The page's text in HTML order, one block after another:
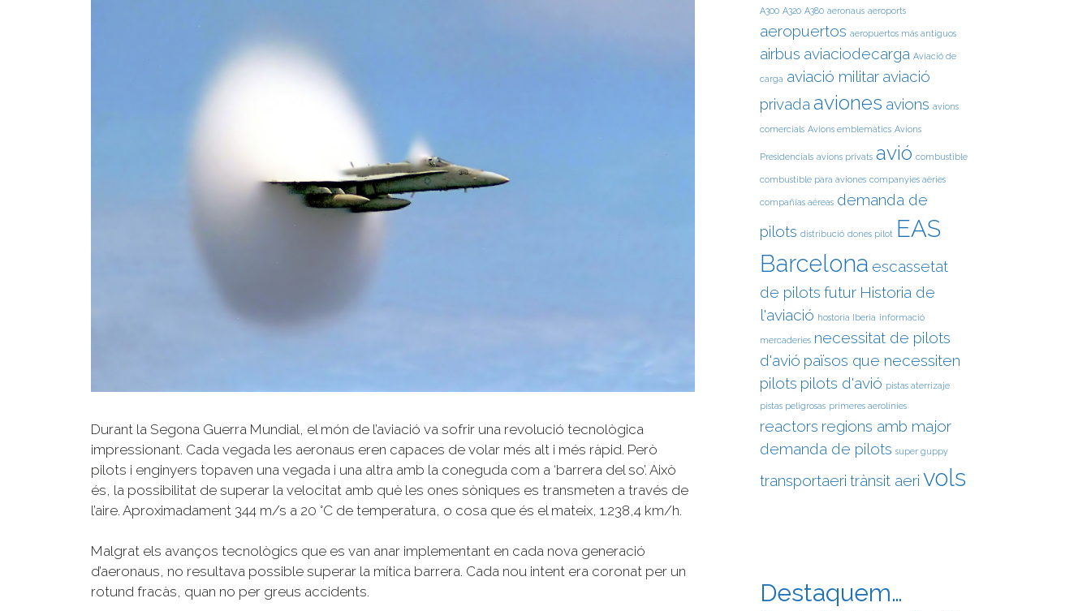
Durant la Segona Guerra Mundial, el món de l’aviació va sofrir una revolució tecnològica
impressionant. Cada vegada les aeronaus eren capaces de volar més alt i més ràpid. Però
pilots i enginyers topaven una vegada i una altra amb la coneguda com a ‘barrera del so’. Això
és, la possibilitat de superar la velocitat amb què les ones sòniques es transmeten a través de
l’aire. Aproximadament 344 m/s a 20 °C de temperatura, o cosa que és el mateix, 1.238,4 km/h.
Malgrat els avanços tecnològics que es van anar implementant en cada nova generació
d’aeronaus, no resultava possible superar la mítica barrera. Cada nou intent era coronat per un
rotund fracàs, quan no per greus accidents.
A300 A320 A380 aeronaus aeroports
aeropuertos aeropuertos más antiguos
airbus aviaciodecarga Aviació de
carga aviació militar aviació
privada aviones avions avions
comercials Avions emblemàtics Avions
Presidencials avions privats avió combustible
combustible para aviones companyies aèries
compañías aéreas demanda de
pilots distribució dones pilot EAS
Barcelona escassetat
de pilots futur Historia de
l'aviació hostoria Iberia informació
mercaderies necessitat de pilots
d'avió països que necessiten
pilots pilots d'avió pistas aterrizaje
pistas peligrosas primeres aerolínies
reactors regions amb major
demanda de pilots super guppy
transportaeri trànsit aeri vols
Destaquem…